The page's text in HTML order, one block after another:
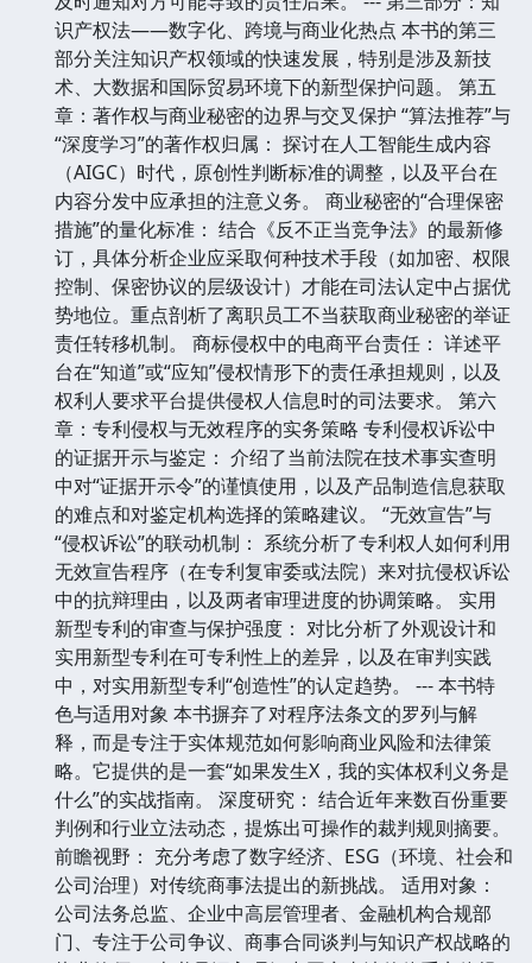
识产权法——数字化、跨境与商业化热点 本书的第三
部分关注知识产权领域的快速发展，特别是涉及新技
术、大数据和国际贸易环境下的新型保护问题。 第五
章：著作权与商业秘密的边界与交叉保护 “算法推荐”与
“深度学习”的著作权归属： 探讨在人工智能生成内容
（AIGC）时代，原创性判断标准的调整，以及平台在
内容分发中应承担的注意义务。 商业秘密的“合理保密
措施”的量化标准： 结合《反不正当竞争法》的最新修
订，具体分析企业应采取何种技术手段（如加密、权限
控制、保密协议的层级设计）才能在司法认定中占据优
势地位。重点剖析了离职员工不当获取商业秘密的举证
责任转移机制。 商标侵权中的电商平台责任： 详述平
台在“知道”或“应知”侵权情形下的责任承担规则，以及
权利人要求平台提供侵权人信息时的司法要求。 第六
章：专利侵权与无效程序的实务策略 专利侵权诉讼中
的证据开示与鉴定： 介绍了当前法院在技术事实查明
中对“证据开示令”的谨慎使用，以及产品制造信息获取
的难点和对鉴定机构选择的策略建议。 “无效宣告”与
“侵权诉讼”的联动机制： 系统分析了专利权人如何利用
无效宣告程序（在专利复审委或法院）来对抗侵权诉讼
中的抗辩理由，以及两者审理进度的协调策略。 实用
新型专利的审查与保护强度： 对比分析了外观设计和
实用新型专利在可专利性上的差异，以及在审判实践
中，对实用新型专利“创造性”的认定趋势。 --- 本书特
色与适用对象 本书摒弃了对程序法条文的罗列与解
释，而是专注于实体规范如何影响商业风险和法律策
略。它提供的是一套“如果发生X，我的实体权利义务是
什么”的实战指南。 深度研究： 结合近年来数百份重要
判例和行业立法动态，提炼出可操作的裁判规则摘要。
前瞻视野： 充分考虑了数字经济、ESG（环境、社会和
公司治理）对传统商事法提出的新挑战。 适用对象：
公司法务总监、企业中高层管理者、金融机构合规部
门、专注于公司争议、商事合同谈判与知识产权战略的